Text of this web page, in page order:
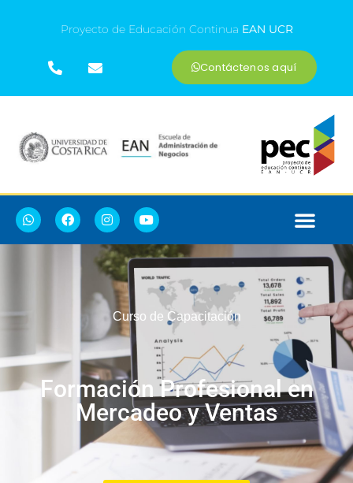
Proyecto de Educación Continua EAN UCR
Contáctenos aquí
Curso de Capacitación
Formación Profesional en
Mercadeo y Ventas